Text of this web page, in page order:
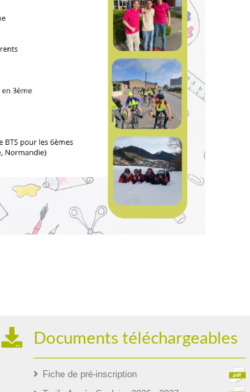
Documents téléchargeables
Fiche de pré-inscription